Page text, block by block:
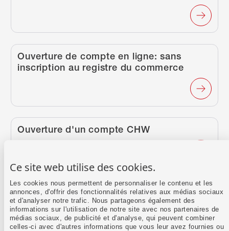
Ce site web utilise des cookies.
Les cookies nous permettent de personnaliser le contenu et les
annonces, d'offrir des fonctionnalités relatives aux médias sociaux
et d'analyser notre trafic. Nous partageons également des
informations sur l'utilisation de notre site avec nos partenaires de
médias sociaux, de publicité et d'analyse, qui peuvent combiner
celles-ci avec d'autres informations que vous leur avez fournies ou
Ouverture de compte en ligne: sans
inscription au registre du commerce
/fr/fait-rapidement/article/ouverture-de-compte-
Ouverture d'un compte CHW
/fr/fait-rapidement/article/ouverture-dun-compte-
Compte-titres: ouverture
/fr/fait-rapidement/article/compte-titres-ouverture/